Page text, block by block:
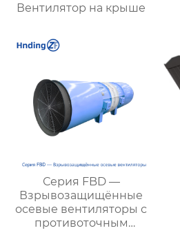
Вентилятор на крыше
Серия FBD —
Взрывозащищённые
осевые вентиляторы с
противоточным